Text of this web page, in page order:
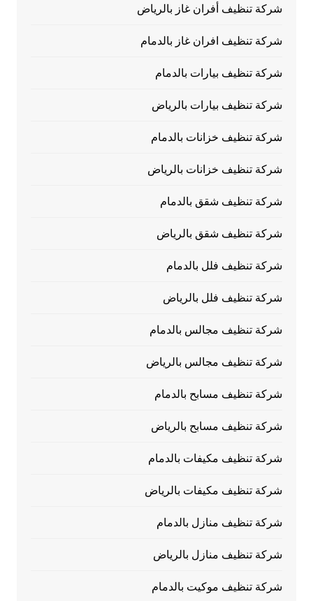
شركة تنظيف أفران غاز بالرياض
شركة تنظيف افران غاز بالدمام
شركة تنظيف بيارات بالدمام
شركة تنظيف بيارات بالرياض
شركة تنظيف خزانات بالدمام
شركة تنظيف خزانات بالرياض
شركة تنظيف شقق بالدمام
شركة تنظيف شقق بالرياض
شركة تنظيف فلل بالدمام
شركة تنظيف فلل بالرياض
شركة تنظيف مجالس بالدمام
شركة تنظيف مجالس بالرياض
شركة تنظيف مسابح بالدمام
شركة تنظيف مسابح بالرياض
شركة تنظيف مكيفات بالدمام
شركة تنظيف مكيفات بالرياض
شركة تنظيف منازل بالدمام
شركة تنظيف منازل بالرياض
شركة تنظيف موكيت بالدمام